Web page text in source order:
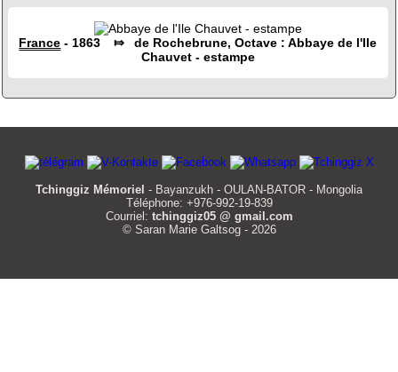
France - 1863 ⤇ de Rochebrune, Octave : Abbaye de l'Ile
Chauvet - estampe
Tchinggiz Mémoriel - Bayanzukh - OULAN-BATOR - Mongolia
Téléphone: +976-992-19-839
Courriel: tchinggiz05 @ gmail.com
© Saran Marie Galtsog - 2026